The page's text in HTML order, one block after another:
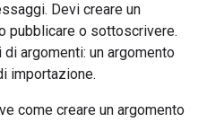
Devi creare un
pubblicare o sottoscrivere.
argomenti: un argomento
importazione.
come creare un argomento